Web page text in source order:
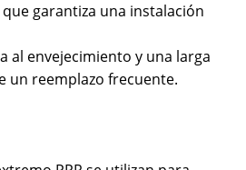
garantiza una instalación
al envejecimiento y una larga
un reemplazo frecuente.